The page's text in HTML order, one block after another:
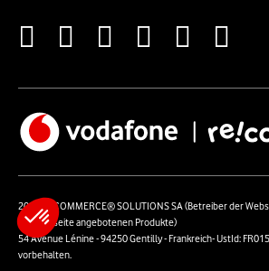
2026 RECOMMERCE® SOLUTIONS SA (Betreiber der
der Webseite angebotenen Produkte)
54 Avenue Lénine - 94250 Gentilly - Frankreich- UstId:
vorbehalten.